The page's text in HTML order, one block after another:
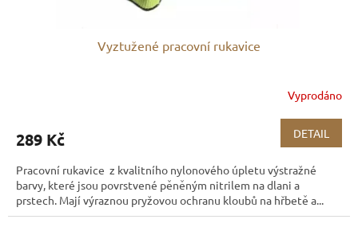
Vyztužené pracovní rukavice
Vyprodáno
289 Kč DETAIL
Pracovní rukavice z kvalitního nylonového úpletu výstražné
barvy, které jsou povrstvené pěněným nitrilem na dlani a
prstech. Mají výraznou pryžovou ochranu kloubů na hřbetě a...